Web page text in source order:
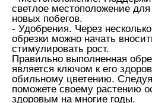
светлое местоположение
новых побегов.
- Удобрения. Через
обрезки можно начать
стимулировать рост.
Правильно выполненная
является ключом к его
обильному цветению.
поможете своему растению
здоровым на многие годы.